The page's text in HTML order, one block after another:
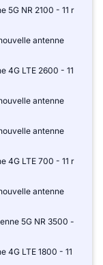
5G NR 2100 - 11 r
antenne
4G LTE 2600 - 11
antenne
antenne
4G LTE 700 - 11 r
antenne
5G NR 3500 -
4G LTE 1800 - 11